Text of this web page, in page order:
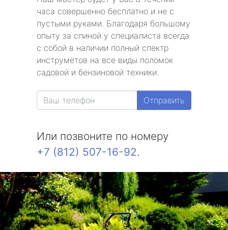
часа совершенно бесплатно и не с
пустыми руками. Благодаря большому
опыту за спиной у специалиста всегда
с собой в наличии полный спектр
инструметов на все виды поломок
садовой и бензиновой техники.
Отправить
Или позвоните по номеру
+7 (812) 507-16-92.